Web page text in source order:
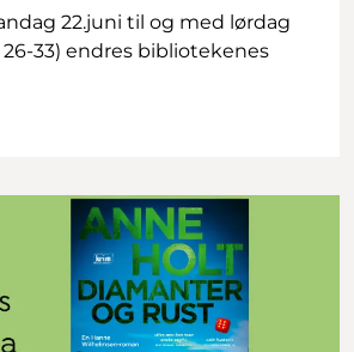
22.juni til og med lørdag
26-33) endres bibliotekenes